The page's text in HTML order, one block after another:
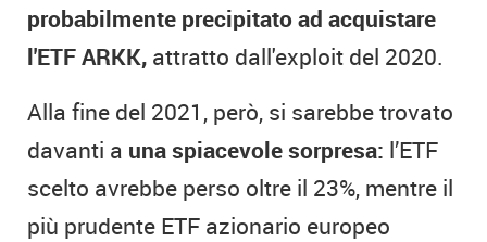
probabilmente precipitato ad acquistare
l'ETF ARKK, attratto dall'exploit del 2020.
Alla fine del 2021, però, si sarebbe trovato
davanti a una spiacevole sorpresa: l’ETF
scelto avrebbe perso oltre il 23%, mentre il
più prudente ETF azionario europeo